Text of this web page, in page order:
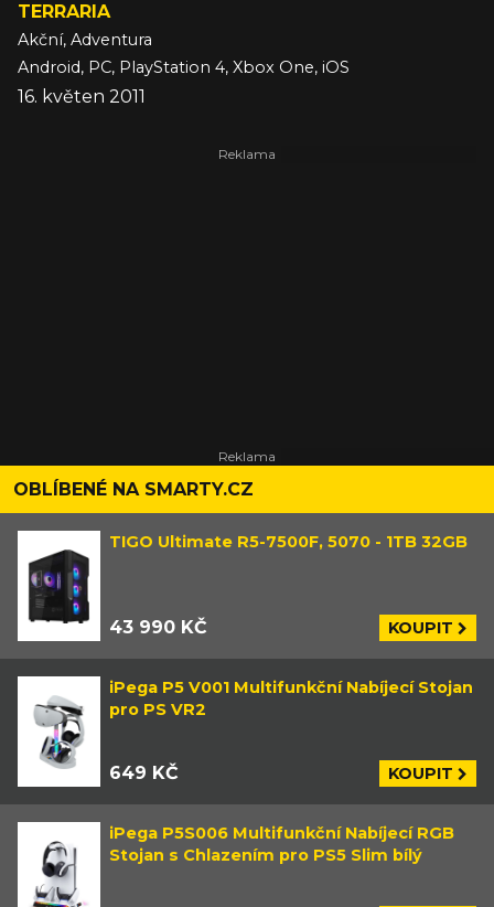
TERRARIA
Akční, Adventura
Android, PC, PlayStation 4, Xbox One, iOS
16. květen 2011
OBLÍBENÉ NA SMARTY.CZ
TIGO Ultimate R5-7500F, 5070 - 1TB 32GB
43 990 KČ KOUPIT
iPega P5 V001 Multifunkční Nabíjecí Stojan
pro PS VR2
649 KČ KOUPIT
iPega P5S006 Multifunkční Nabíjecí RGB
Stojan s Chlazením pro PS5 Slim bílý